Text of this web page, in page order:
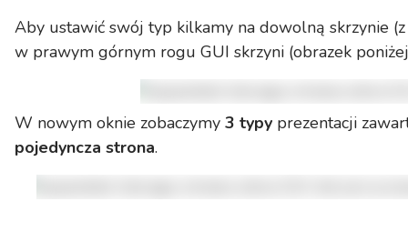
Aby ustawić swój typ kilkamy na dowolną skrzynie
w prawym górnym rogu GUI skrzyni (obrazek
W nowym oknie zobaczymy 3 typy prezentacji
pojedyncza strona.